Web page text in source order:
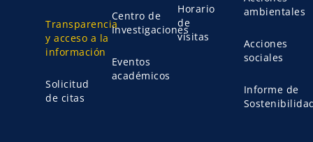
Transparencia
y acceso a la
información
Solicitud
de citas
Centro de
Investigaciones
Eventos
académicos
Horario
de
visitas
ambientales
Acciones
sociales
Informe de